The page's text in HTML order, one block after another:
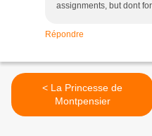
assignments, but dont
Répondre
< La Princesse de
Montpensier